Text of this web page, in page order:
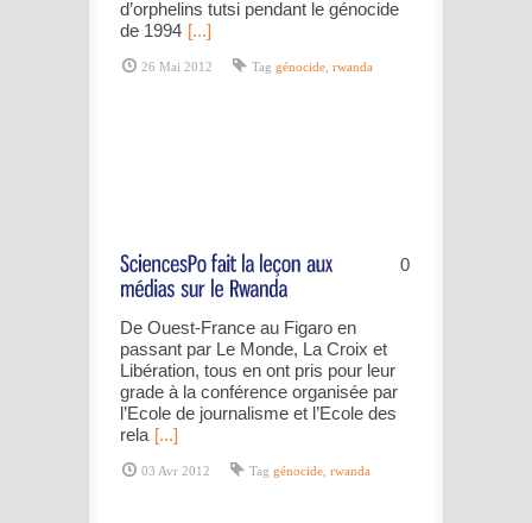
d’orphelins tutsi pendant le génocide
de 1994 [...]
26 Mai 2012 Tag génocide rwanda
0
De Ouest-France au Figaro en
passant par Le Monde, La Croix et
Libération, tous en ont pris pour leur
grade à la conférence organisée par
l’Ecole de journalisme et l’Ecole des
rela [...]
03 Avr 2012 Tag génocide rwanda